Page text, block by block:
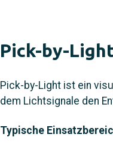
Pick-by-
Pick-by-Light ist ein
dem Lichtsignale den
Typische